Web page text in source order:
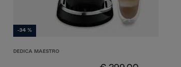
-34 %
DEDICA MAESTRO